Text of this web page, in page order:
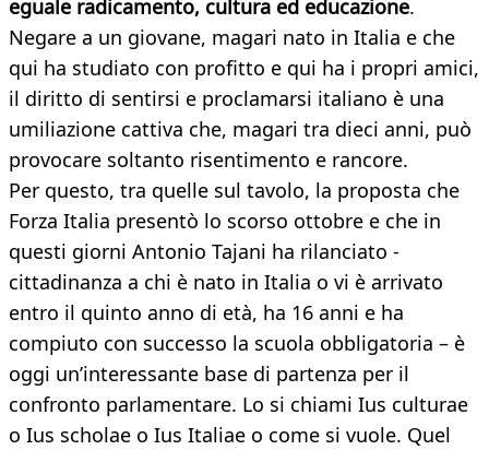
eguale radicamento, cultura ed educazione.
Negare a un giovane, magari nato in Italia e che
qui ha studiato con profitto e qui ha i propri amici,
il diritto di sentirsi e proclamarsi italiano è una
umiliazione cattiva che, magari tra dieci anni, può
provocare soltanto risentimento e rancore.
Per questo, tra quelle sul tavolo, la proposta che
Forza Italia presentò lo scorso ottobre e che in
questi giorni Antonio Tajani ha rilanciato -
cittadinanza a chi è nato in Italia o vi è arrivato
entro il quinto anno di età, ha 16 anni e ha
compiuto con successo la scuola obbligatoria – è
oggi un’interessante base di partenza per il
confronto parlamentare. Lo si chiami Ius culturae
o Ius scholae o Ius Italiae o come si vuole. Quel